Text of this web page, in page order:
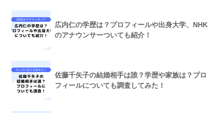
広内仁の学歴は？プロフィールや出身大学、NHK
のアナウンサーついても紹介！
佐藤千矢子の結婚相手は誰？学歴や家族は？プロ
フィールについても調査してみた！